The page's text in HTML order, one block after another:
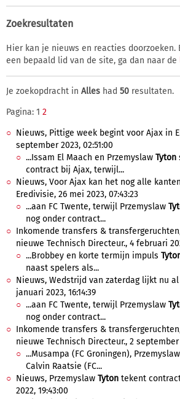
Zoekresultaten
Hier kan je nieuws en reacties doorzoeken.
een bepaald lid van de site, ga dan naar de
Je zoekopdracht in Alles had 50 resultaten.
Pagina: 1 2
Nieuws, Pittige week begint voor Ajax in
september 2023, 02:51:00
...Issam El Maach en Przemyslaw Tyton
contract bij Ajax, terwijl...
Nieuws, Voor Ajax kan het nog alle
Eredivisie, 26 mei 2023, 07:43:23
...aan FC Twente, terwijl Przemyslaw
nog onder contract...
Inkomende transfers &
nieuwe Technisch Directeur., 4 februari
...Brobbey en korte termijn impuls
naast spelers als...
Nieuws, Wedstrijd van zaterdag lijkt nu
januari 2023, 16:14:39
...aan FC Twente, terwijl Przemyslaw
nog onder contract...
Inkomende transfers &
nieuwe Technisch Directeur., 2 september
...Musampa (FC Groningen), Przemyslaw
Calvin Raatsie (FC...
Nieuws, Przemyslaw Tyton tekent
2022, 19:43:00